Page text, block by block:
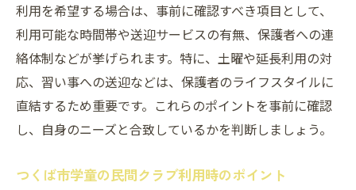
利用を希望する場合は、事前に確認すべき項目として、
利用可能な時間帯や送迎サービスの有無、保護者への連
絡体制などが挙げられます。特に、土曜や延長利用の対
応、習い事への送迎などは、保護者のライフスタイルに
直結するため重要です。これらのポイントを事前に確認
し、自身のニーズと合致しているかを判断しましょう。
つくば市学童の民間クラブ利用時のポイント